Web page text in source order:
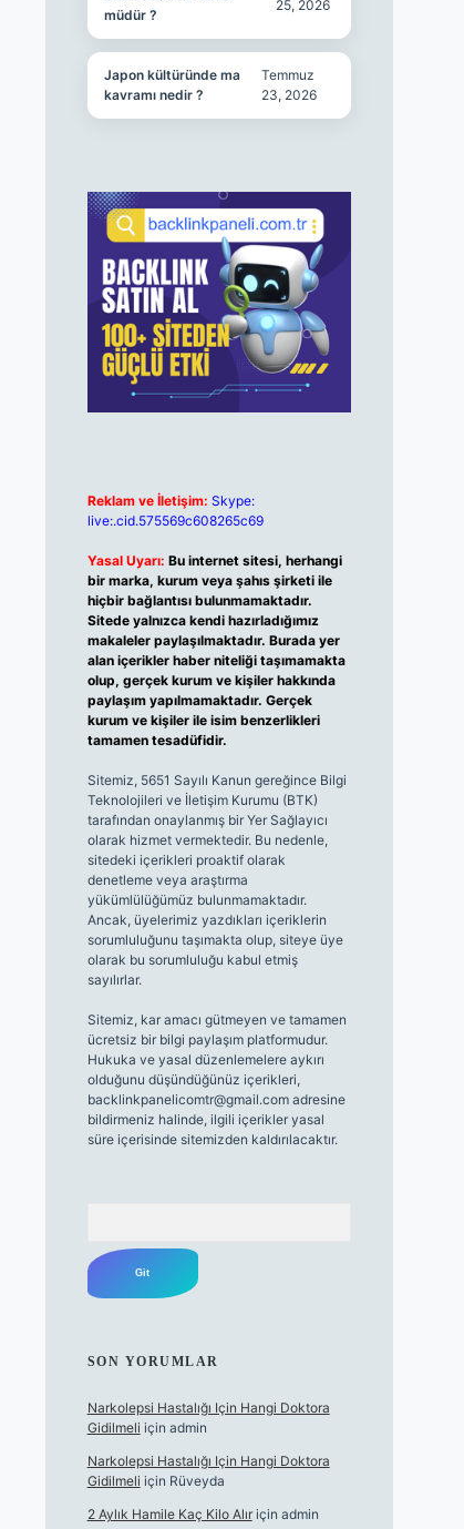
müdür ?
25, 2026
Japon kültüründe ma
kavramı nedir ?
Temmuz
23, 2026
Reklam ve İletişim: Skype:
live:.cid.575569c608265c69
Yasal Uyarı: Bu internet sitesi, herhangi
bir marka, kurum veya şahıs şirketi ile
hiçbir bağlantısı bulunmamaktadır.
Sitede yalnızca kendi hazırladığımız
makaleler paylaşılmaktadır. Burada yer
alan içerikler haber niteliği taşımamakta
olup, gerçek kurum ve kişiler hakkında
paylaşım yapılmamaktadır. Gerçek
kurum ve kişiler ile isim benzerlikleri
tamamen tesadüfidir.
Sitemiz, 5651 Sayılı Kanun gereğince Bilgi
Teknolojileri ve İletişim Kurumu (BTK)
tarafından onaylanmış bir Yer Sağlayıcı
olarak hizmet vermektedir. Bu nedenle,
sitedeki içerikleri proaktif olarak
denetleme veya araştırma
yükümlülüğümüz bulunmamaktadır.
Ancak, üyelerimiz yazdıkları içeriklerin
sorumluluğunu taşımakta olup, siteye üye
olarak bu sorumluluğu kabul etmiş
sayılırlar.
Sitemiz, kar amacı gütmeyen ve tamamen
ücretsiz bir bilgi paylaşım platformudur.
Hukuka ve yasal düzenlemelere aykırı
olduğunu düşündüğünüz içerikleri,
backlinkpanelicomtr@gmail.comadresine
bildirmeniz halinde, ilgili içerikler yasal
süre içerisinde sitemizden kaldırılacaktır.
SON YORUMLAR
Narkolepsi Hastalığı Için Hangi Doktora
Gidilmeli için admin
Narkolepsi Hastalığı Için Hangi Doktora
Gidilmeli için Rüveyda
2 Aylık Hamile Kaç Kilo Alıriçin admin